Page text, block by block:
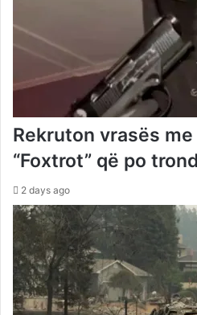
Rekruton vrasës
“Foxtrot” që po
2 days ago